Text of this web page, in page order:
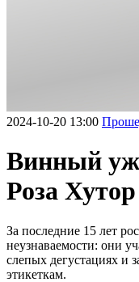
2024-10-20 13:00
Винный
Роза Хутор
За последние 15 лет
неузнаваемости: они
слепых дегустациях и
этикеткам.